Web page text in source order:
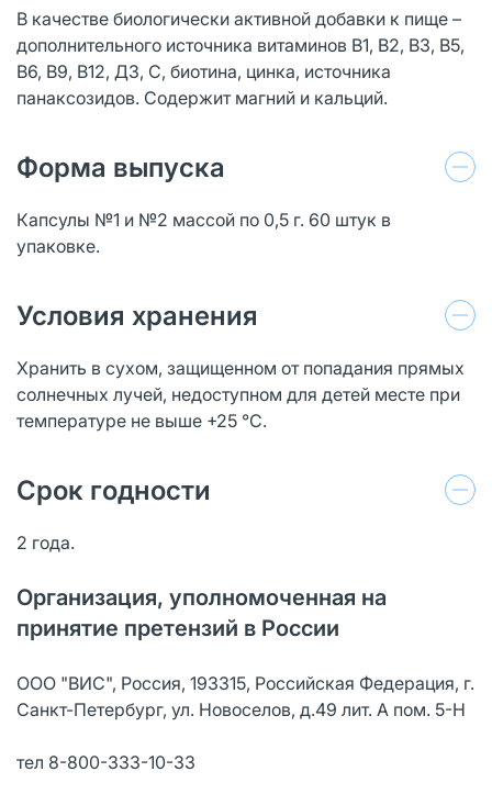
В качестве биологически активной добавки к пище –
дополнительного источника витаминов В1, В2, В3, В5,
В6, В9, В12, Д3, С, биотина, цинка, источника
панаксозидов. Содержит магний и кальций.
Форма выпуска
Капсулы №1 и №2 массой по 0,5 г. 60 штук в
упаковке.
Условия хранения
Хранить в сухом, защищенном от попадания прямых
солнечных лучей, недоступном для детей месте при
температуре не выше +25 °С.
Срок годности
2 года.
Организация, уполномоченная на
принятие претензий в России
ООО "ВИС", Россия, 193315, Российская Федерация, г.
Санкт-Петербург, ул. Новоселов, д.49 лит. А пом. 5-Н
тел 8-800-333-10-33